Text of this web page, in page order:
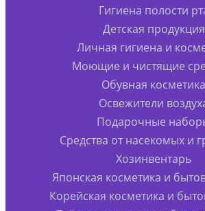
Гигиена полости
Детская продукция
Личная гигиена и
Моющие и чистящие
Обувная косметика
Освежители
Подарочные
Средства от насекомых и
Хозинвентарь
Японская косметика и
Корейская косметика и